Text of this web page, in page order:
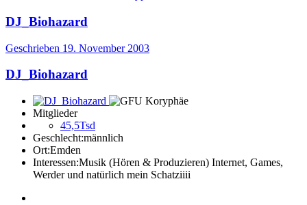
DJ_Biohazard
Geschrieben 19. November 2003
DJ_Biohazard
Mitglieder
45,5Tsd
Geschlecht:männlich
Ort:Emden
Interessen:Musik (Hören & Produzieren) Internet, Games,
Werder und natürlich mein Schatziiii